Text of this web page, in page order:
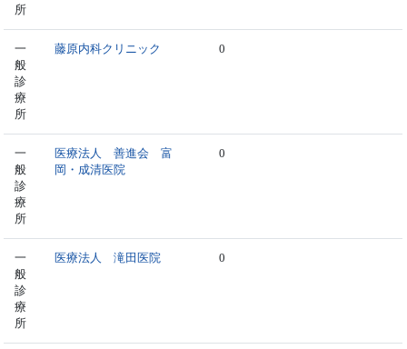
所
一
般
診
療
所
藤原内科クリニック 0
一
般
診
療
所
医療法人 善進会 富
岡・成清医院
0
一
般
診
療
所
医療法人 滝田医院 0